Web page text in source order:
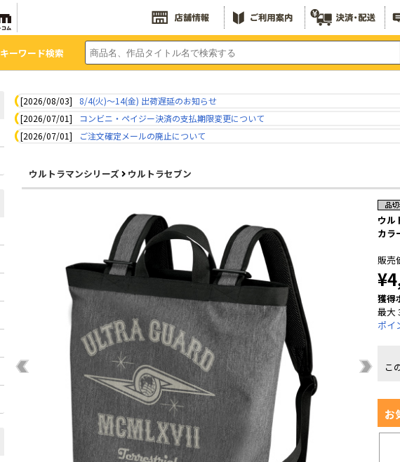
キーワード検索
[2026/08/03]
8/4(火)～14(金) 出荷遅延のお知らせ
[2026/07/01]
コンビニ・ペイジー決済の支払期限変更について
[2026/07/01]
ご注文確定メールの廃止について
ウルトラマンシリーズ ウルトラセブン
ウル
カラ
販売
獲得
最大
ポイ
こ
お